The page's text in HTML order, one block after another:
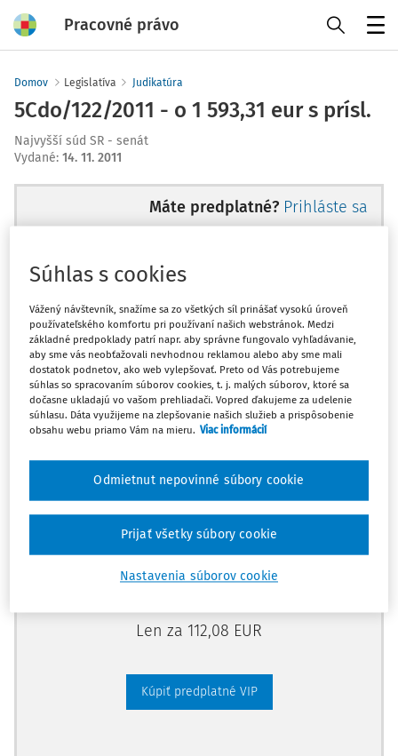
Pracovné právo
Domov Legislatíva Judikatúra
5Cdo/122/2011 - o 1 593,31 eur s prísl.
Najvyšší súd SR - senát
Vydané: 14. 11. 2011
Máte predplatné? Prihláste sa
Tento dokument je len pre
predplatiteľov VIP.
Odomknite si prístup zakúpením
predplatného.
Vďaka tomu získate aj:
Kompletný odborný obsah portálu
Všetky praktické nástroje: vzory, smart
dokumenty, knižnica
Videoškolenia
Len za 112,08 EUR
Kúpiť predplatné VIP
Súhlas s cookies
Vážený návštevník, snažíme sa zo všetkých síl prinášať vysokú úroveň
používateľského komfortu pri používaní našich webstránok. Medzi
základné predpoklady patrí napr. aby správne fungovalo vyhľadávanie,
aby sme vás neobťažovali nevhodnou reklamou alebo aby sme mali
dostatok podnetov, ako web vylepšovať. Preto od Vás potrebujeme
súhlas so spracovaním súborov cookies, t. j. malých súborov, ktoré sa
dočasne ukladajú vo vašom prehliadači. Vopred ďakujeme za udelenie
súhlasu. Dáta využijeme na zlepšovanie našich služieb a prispôsobenie
obsahu webu priamo Vám na mieru. Viac informácií
Nastavenia súborov cookie
Odmietnut nepovinné súbory cookie
Prijať všetky súbory cookie